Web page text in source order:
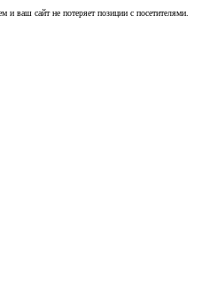
ваш сайт не потеряет позиции с посетителями.